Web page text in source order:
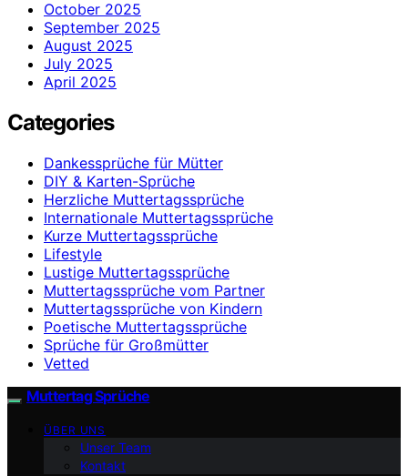
October 2025
September 2025
August 2025
July 2025
April 2025
Categories
Dankessprüche für Mütter
DIY & Karten-Sprüche
Herzliche Muttertagssprüche
Internationale Muttertagssprüche
Kurze Muttertagssprüche
Lifestyle
Lustige Muttertagssprüche
Muttertagssprüche vom Partner
Muttertagssprüche von Kindern
Poetische Muttertagssprüche
Sprüche für Großmütter
Vetted
Muttertag Sprüche
ÜBER UNS
Unser Team
Kontakt